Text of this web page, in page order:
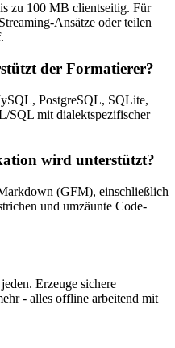
zu 100 MB clientseitig. Für
Ansätze oder teilen
der Formatierer?
PostgreSQL, SQLite,
SQL mit dialektspezifischer
wird unterstützt?
(GFM), einschließlich
und umzäunte Code-
Erzeuge sichere
- alles offline arbeitend mit